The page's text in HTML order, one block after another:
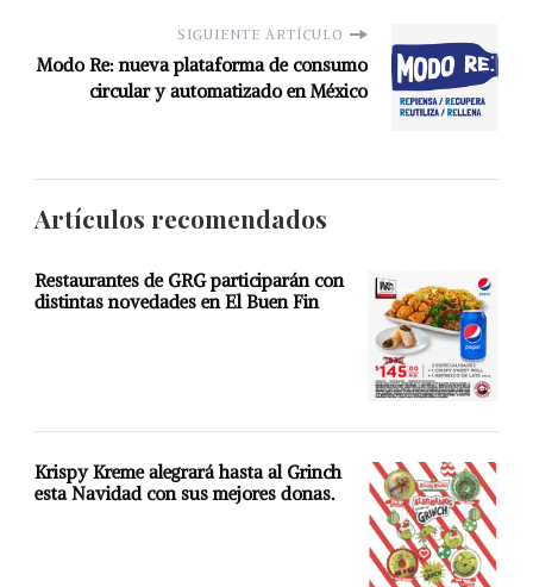
SIGUIENTE ARTÍCULO
Modo Re: nueva plataforma de consumo
circular y automatizado en México
Artículos recomendados
Restaurantes de GRG participarán con
distintas novedades en El Buen Fin
Krispy Kreme alegrará hasta al Grinch
esta Navidad con sus mejores donas.